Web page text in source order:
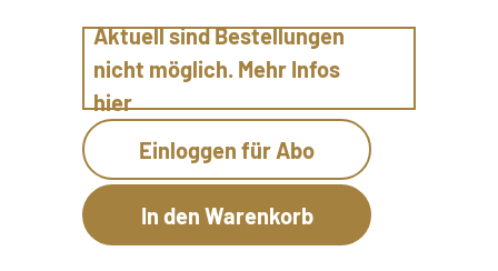
Aktuell sind Bestellungen
nicht möglich. Mehr Infos
hier
Einloggen für Abo